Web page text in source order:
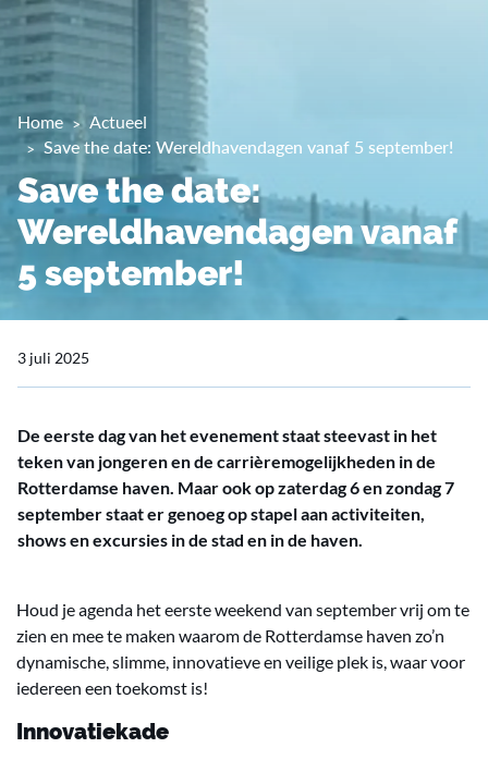
Home
Actueel
Save the date: Wereldhavendagen vanaf 5 september!
Save the date:
Wereldhavendagen vanaf
5 september!
3 juli 2025
De eerste dag van het evenement staat steevast in het
teken van jongeren en de carrièremogelijkheden in de
Rotterdamse haven. Maar ook op zaterdag 6 en zondag 7
september staat er genoeg op stapel aan activiteiten,
shows en excursies in de stad en in de haven.
Houd je agenda het eerste weekend van september vrij om te
zien en mee te maken waarom de Rotterdamse haven zo’n
dynamische, slimme, innovatieve en veilige plek is, waar voor
iedereen een toekomst is!
Innovatiekade